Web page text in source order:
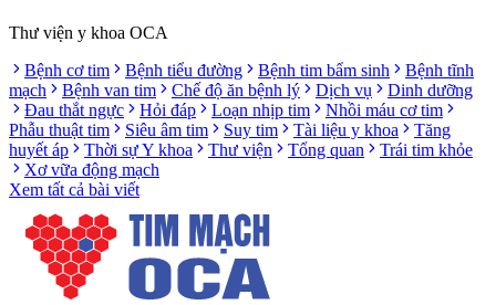
Thư viện y khoa OCA
Bệnh cơ tim
Bệnh tiểu đường Bệnh tim bẩm sinh
Bệnh tĩnh
mạch
Bệnh van tim Chế độ ăn bệnh lý Dịch vụ
Dinh dưỡng
Đau thắt ngực
Hỏi đáp Loạn nhịp tim
Nhồi máu cơ tim
Phẫu thuật tim
Siêu âm tim Suy tim Tài liệu y khoa
Tăng
huyết áp
Thời sự Y khoa Thư viện Tổng quan
Trái tim khỏe
Xơ vữa động mạch
Xem tất cả bài viết